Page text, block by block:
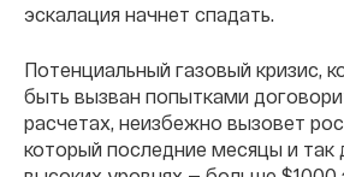
эскалация начнет спадать.
Потенциальный газовый кризис,
быть вызван попытками
расчетах, неизбежно вызовет
который последние месяцы и так